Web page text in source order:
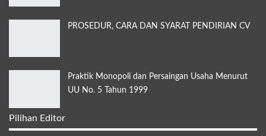
PROSEDUR, CARA DAN SYARAT PENDIRIAN CV
Praktik Monopoli dan Persaingan Usaha Menurut
UU No. 5 Tahun 1999
Pilihan Editor